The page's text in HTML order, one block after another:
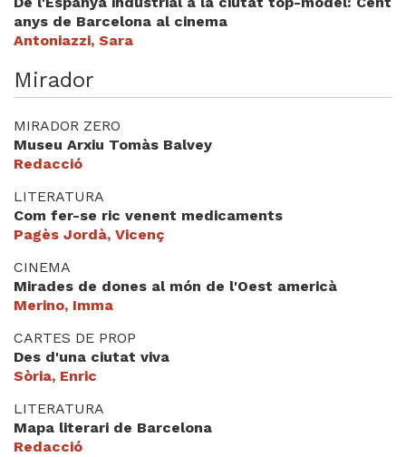
anys de Barcelona al cinema
Antoniazzi, Sara
Mirador
MIRADOR ZERO
Museu Arxiu Tomàs Balvey
Redacció
LITERATURA
Com fer-se ric venent medicaments
Pagès Jordà, Vicenç
CINEMA
Mirades de dones al món de l'Oest americà
Merino, Imma
CARTES DE PROP
Des d'una ciutat viva
Sòria, Enric
LITERATURA
Mapa literari de Barcelona
Redacció